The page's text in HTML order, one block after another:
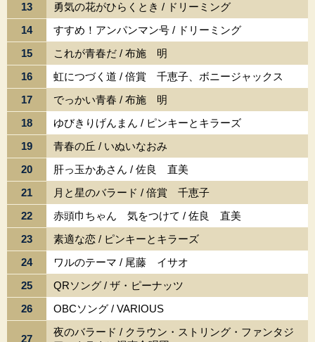
13
勇気の花がひらくとき / ドリーミング
14
すすめ！アンパンマン号 / ドリーミング
15
これが青春だ / 布施 明
16
虹につづく道 / 倍賞 千恵子、ボニージャックス
17
でっかい青春 / 布施 明
18
ゆびきりげんまん / ピンキーとキラーズ
19
青春の丘 / いぬいなおみ
20
肝っ玉かあさん / 佐良 直美
21
月と星のバラード / 倍賞 千恵子
22
赤頭巾ちゃん 気をつけて / 佐良 直美
23
素適な恋 / ピンキーとキラーズ
24
ワルのテーマ / 尾藤 イサオ
25
QRソング / ザ・ピーナッツ
26
OBCソング / VARIOUS
27
夜のバラード / クラウン・ストリング・ファンタジ